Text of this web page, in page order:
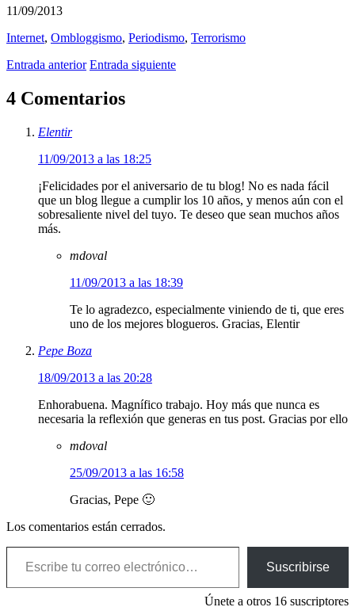
11/09/2013
Internet, Ombloggismo, Periodismo, Terrorismo
Entrada anterior Entrada siguiente
4 Comentarios
Elentir
11/09/2013 a las 18:25
¡Felicidades por el aniversario de tu blog! No es nada fácil
que un blog llegue a cumplir los 10 años, y menos aún con el
sobresaliente nivel del tuyo. Te deseo que sean muchos años
más.
mdoval
11/09/2013 a las 18:39
Te lo agradezco, especialmente viniendo de ti, que eres
uno de los mejores blogueros. Gracias, Elentir
Pepe Boza
18/09/2013 a las 20:28
Enhorabuena. Magnífico trabajo. Hoy más que nunca es
necesaria la reflexión que generas en tus post. Gracias por ello
mdoval
25/09/2013 a las 16:58
Gracias, Pepe 🙂
Los comentarios están cerrados.
Escribe tu correo electrónico…
Suscribirse
Únete a otros 16 suscriptores